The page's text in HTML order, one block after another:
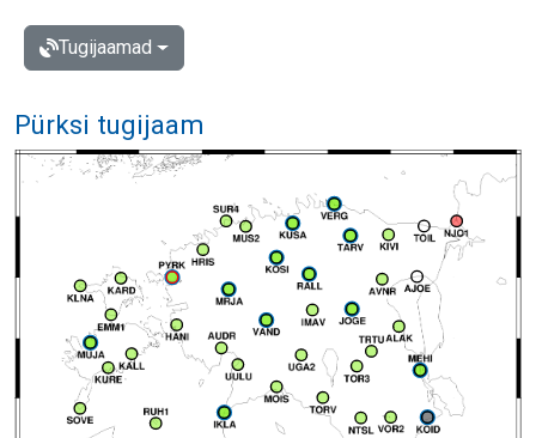
Tugijaamad
Pürksi tugijaam